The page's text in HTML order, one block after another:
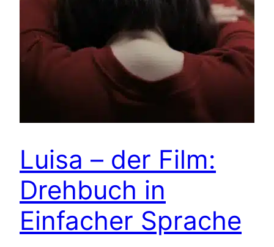
Luisa – der Film:
Drehbuch in
Einfacher Sprache